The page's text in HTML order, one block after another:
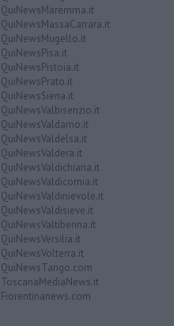
QuiNewsMaremma.it
QuiNewsMassaCarrara.it
QuiNewsMugello.it
QuiNewsPisa.it
QuiNewsPistoia.it
QuiNewsPrato.it
QuiNewsSiena.it
QuiNewsValbisenzio.it
QuiNewsValdarno.it
QuiNewsValdelsa.it
QuiNewsValdera.it
QuiNewsValdichiana.it
QuiNewsValdicornia.it
QuiNewsValdinievole.it
QuiNewsValdisieve.it
QuiNewsValtiberina.it
QuiNewsVersilia.it
QuiNewsVolterra.it
QuiNewsTango.com
ToscanaMediaNews.it
Fiorentinanews.com